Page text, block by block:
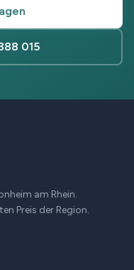
015
am Rhein.
Preis der Region.